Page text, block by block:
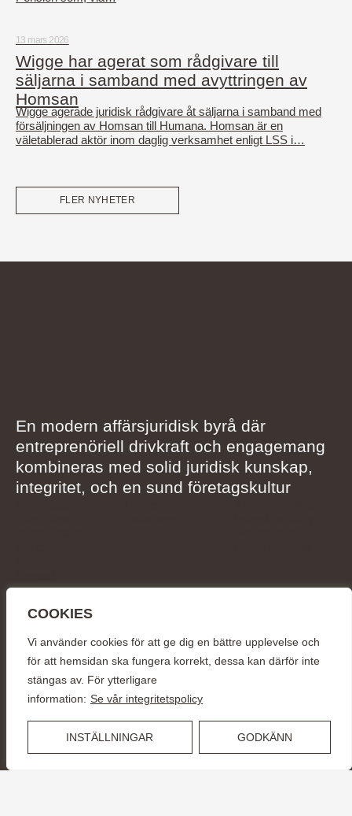
COOKIES
Vi använder cookies för att ge dig en bättre upplevelse och
för att hemsidan ska fungera korrekt, dessa kan därför inte
stängas av. För ytterligare
information: Se vår integritetspolicy
INSTÄLLNINGAR GODKÄNN
13 mars 2026
Wigge har agerat som rådgivare till
säljarna i samband med avyttringen av
Homsan
Wigge agerade juridisk rådgivare åt säljarna i samband med
försäljningen av Homsan till Humana. Homsan är en
väletablerad aktör inom daglig verksamhet enligt LSS i…
FLER NYHETER
En modern affärsjuridisk byrå där
entreprenöriell drivkraft och engagemang
kombineras med solid juridisk kunskap,
integritet, och en sund företagskultur
KONTAKT
+46 (0)722 11 65 15
Birger Jarlsgatan 25
SE–111 45 Stockholm